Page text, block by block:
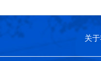
关